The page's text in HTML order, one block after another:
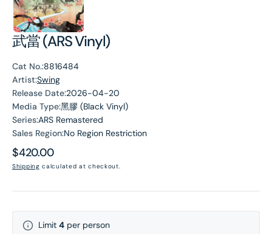
武當 (ARS Vinyl)
Cat No.:8816484
Artist:Swing
Release Date:2026-04-20
Media Type:黑膠 (Black Vinyl)
Series:ARS Remastered
Sales Region:No Region Restriction
Regular
price
$420.00
Shipping calculated at checkout.
Limit 4 per person